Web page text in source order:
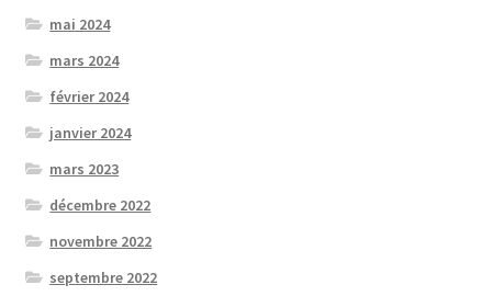
mai 2024
mars 2024
février 2024
janvier 2024
mars 2023
décembre 2022
novembre 2022
septembre 2022